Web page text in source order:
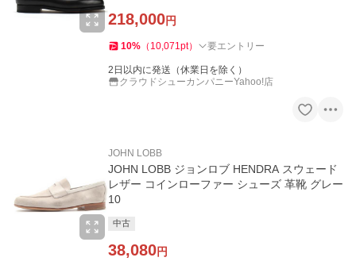
218,000円
10% （ 10,071pt） 要エントリー
2日以内に発送（休業日を除く）
クラウドシューカンパニーYahoo!店
JOHN LOBB
JOHN LOBB ジョンロブ HENDRA スウェード
レザー コインローファー シューズ 革靴 グレー
10
中古
38,080円